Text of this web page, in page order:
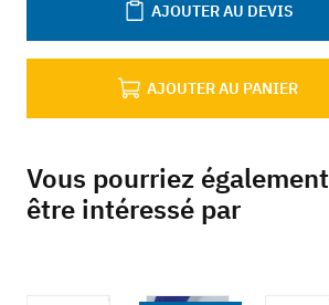
AJOUTER AU PANIER
AJOUTER AU DEVIS
Vous pourriez également
être intéressé par